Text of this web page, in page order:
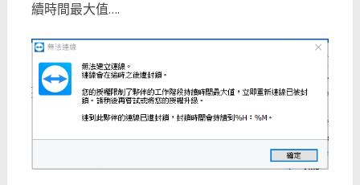
續時間最大值….